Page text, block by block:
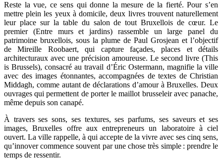
Reste la vue, ce sens qui donne la mesure de la fierté. Pour s’en
mettre plein les yeux à domicile, deux livres trouvent naturellement
leur place sur la table du salon de tout Bruxellois de cœur. Le
premier (Entre murs et jardins) rassemble un large panel du
patrimoine bruxellois, sous la plume de Paul Grosjean et l’objectif
de Mireille Roobaert, qui capture façades, places et détails
architecturaux avec une précision amoureuse. Le second livre (This
is Brussels), consacré au travail d’Éric Ostermann, magnifie la ville
avec des images étonnantes, accompagnées de textes de Christian
Middagh, comme autant de déclarations d’amour à Bruxelles. Deux
ouvrages qui permettent de porter le maillot brusseleir avec panache,
même depuis son canapé.
À travers ses sons, ses textures, ses parfums, ses saveurs et ses
images, Bruxelles offre aux entrepreneurs un laboratoire à ciel
ouvert. La ville rappelle, à qui accepte de la vivre avec ses cinq sens,
qu’innover commence souvent par une chose très simple : prendre le
temps de ressentir.